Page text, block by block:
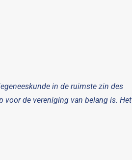
in de ruimste zin des
voor de vereniging van belang is. Het